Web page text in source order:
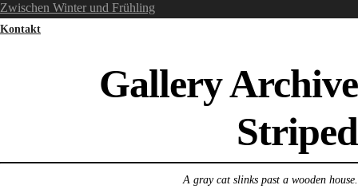
Zwischen Winter und Frühling
Kontakt
Gallery Archive
Striped
A gray cat slinks past a wooden house.